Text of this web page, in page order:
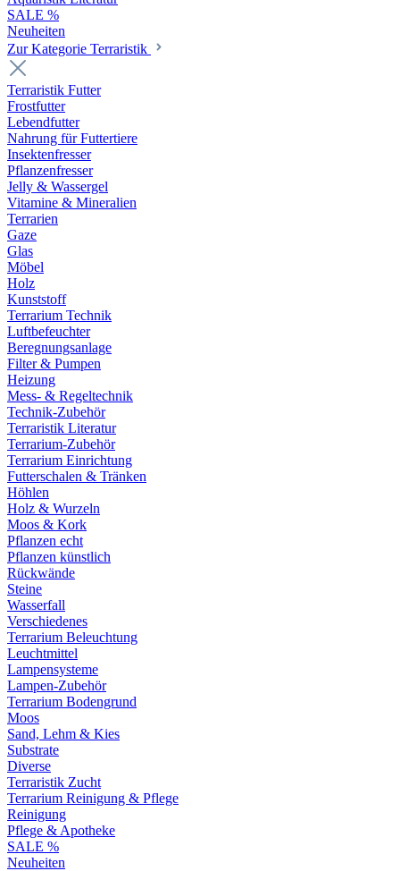
SALE %
Neuheiten
Zur Kategorie Terraristik
Terraristik Futter
Frostfutter
Lebendfutter
Nahrung für Futtertiere
Insektenfresser
Pflanzenfresser
Jelly & Wassergel
Vitamine & Mineralien
Terrarien
Gaze
Glas
Möbel
Holz
Kunststoff
Terrarium Technik
Luftbefeuchter
Beregnungsanlage
Filter & Pumpen
Heizung
Mess- & Regeltechnik
Technik-Zubehör
Terraristik Literatur
Terrarium-Zubehör
Terrarium Einrichtung
Futterschalen & Tränken
Höhlen
Holz & Wurzeln
Moos & Kork
Pflanzen echt
Pflanzen künstlich
Rückwände
Steine
Wasserfall
Verschiedenes
Terrarium Beleuchtung
Leuchtmittel
Lampensysteme
Lampen-Zubehör
Terrarium Bodengrund
Moos
Sand, Lehm & Kies
Substrate
Diverse
Terraristik Zucht
Terrarium Reinigung & Pflege
Reinigung
Pflege & Apotheke
SALE %
Neuheiten